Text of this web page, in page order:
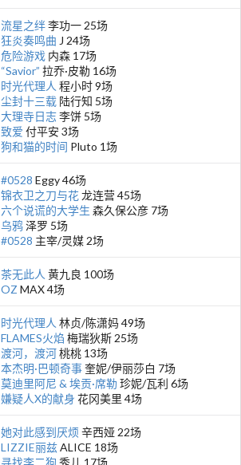
流星之绊李功一 25场
狂炎奏鸣曲 J 24场
危险游戏 内森 17场
“Savior” 拉乔·皮勒 16场
时光代理人 程小时 9场
尘封十三载 陆行知 5场
大理寺日志李饼 5场
致爱 付平安 3场
狗和猫的时间 Pluto 1场
#0528 Eggy 46场
锦衣卫之刀与花龙连营 45场
六个说谎的大学生 森久保公彦 7场
乌鸦泽罗 5场
#0528 主宰/灵媒 2场
茶无此人 黄九良 100场
OZ MAX 4场
时光代理人 林贞/陈潇妈 49场
FLAMES火焰 梅瑞狄斯 25场
渡河，渡河桃桃 13场
本杰明·巴顿奇事奎妮/伊丽莎白 7场
莫迪里阿尼 & 埃贡·席勒 珍妮/瓦利 6场
嫌疑人X的献身 花冈美里 4场
她对此感到厌烦 辛西娅 22场
LIZZIE丽兹ALICE 18场